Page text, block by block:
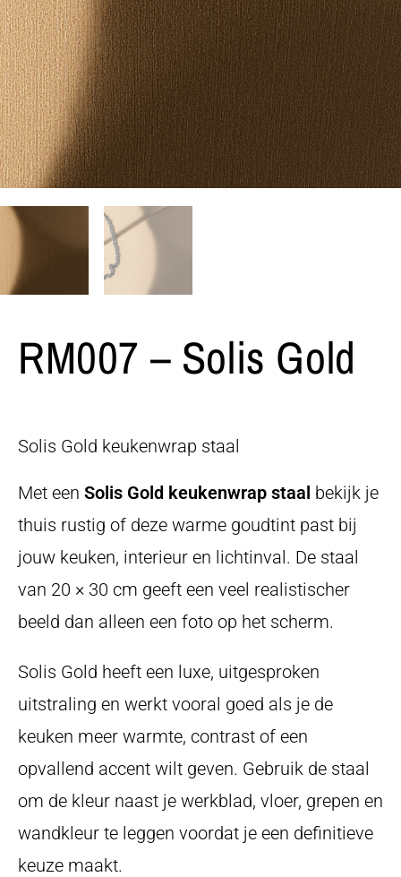
RM007 – Solis Gold
Solis Gold keukenwrap staal
Met een Solis Gold keukenwrap staal bekijk je
thuis rustig of deze warme goudtint past bij
jouw keuken, interieur en lichtinval. De staal
van 20 × 30 cm geeft een veel realistischer
beeld dan alleen een foto op het scherm.
Solis Gold heeft een luxe, uitgesproken
uitstraling en werkt vooral goed als je de
keuken meer warmte, contrast of een
opvallend accent wilt geven. Gebruik de staal
om de kleur naast je werkblad, vloer, grepen en
wandkleur te leggen voordat je een definitieve
keuze maakt.